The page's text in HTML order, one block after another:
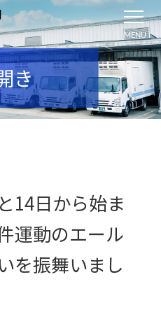
MENU
き
14日から始ま
運動のエール
を振舞いまし